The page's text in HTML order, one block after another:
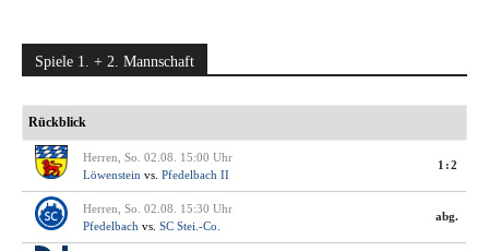
Spiele 1. + 2. Mannschaft
Rückblick
Herren, So. 02.08. 15:00 Uhr
Löwenstein vs. Pfedelbach II
1:2
Herren, So. 02.08. 15:30 Uhr
Pfedelbach vs. SC Stei.-Co.
abg.